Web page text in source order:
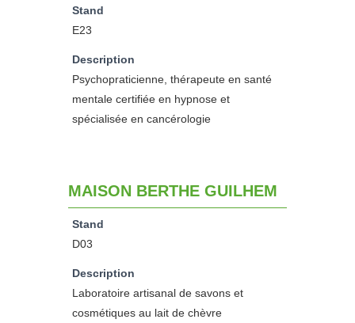
Stand
E23
Description
Psychopraticienne, thérapeute en santé
mentale certifiée en hypnose et
spécialisée en cancérologie
MAISON BERTHE GUILHEM
Stand
D03
Description
Laboratoire artisanal de savons et
cosmétiques au lait de chèvre